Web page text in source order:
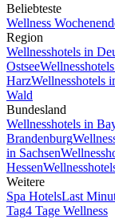
Beliebteste
Wellness
Region
Wellnesshotels in
Ostsee
HarzWellnesshotels
Wald
Bundesland
Wellnesshotels in
Brandenburg
in Sachsen
Hessen
Weitere
Spa HotelsLast
Tag4 Tage Wellness